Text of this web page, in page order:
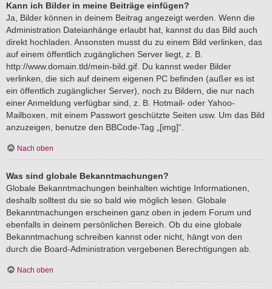
Kann ich Bilder in meine Beiträge einfügen?
Ja, Bilder können in deinem Beitrag angezeigt werden. Wenn die
Administration Dateianhänge erlaubt hat, kannst du das Bild auch
direkt hochladen. Ansonsten musst du zu einem Bild verlinken, das
auf einem öffentlich zugänglichen Server liegt, z. B.
http://www.domain.tld/mein-bild.gif. Du kannst weder Bilder
verlinken, die sich auf deinem eigenen PC befinden (außer es ist
ein öffentlich zugänglicher Server), noch zu Bildern, die nur nach
einer Anmeldung verfügbar sind, z. B. Hotmail- oder Yahoo-
Mailboxen, mit einem Passwort geschützte Seiten usw. Um das Bild
anzuzeigen, benutze den BBCode-Tag „[img]“.
Nach oben
Was sind globale Bekanntmachungen?
Globale Bekanntmachungen beinhalten wichtige Informationen,
deshalb solltest du sie so bald wie möglich lesen. Globale
Bekanntmachungen erscheinen ganz oben in jedem Forum und
ebenfalls in deinem persönlichen Bereich. Ob du eine globale
Bekanntmachung schreiben kannst oder nicht, hängt von den
durch die Board-Administration vergebenen Berechtigungen ab.
Nach oben